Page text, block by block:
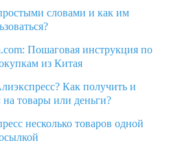
словами и как им
Пошаговая инструкция по
из Китая
Как получить и
товары или деньги?
несколько товаров одной